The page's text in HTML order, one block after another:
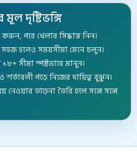
দৃষ্টিভঙ্গি
পরে খেলার সিদ্ধান্ত নিন।
সহজ হলেও সময়সীমা মেনে চলুন।
১৮+ সীমা স্পষ্টভাবে মানুন।
শর্তাবলী পড়ে নিজের দায়িত্ব বুঝুন।
নেওয়ার তাড়না তৈরি হলে সঙ্গে সঙ্গে